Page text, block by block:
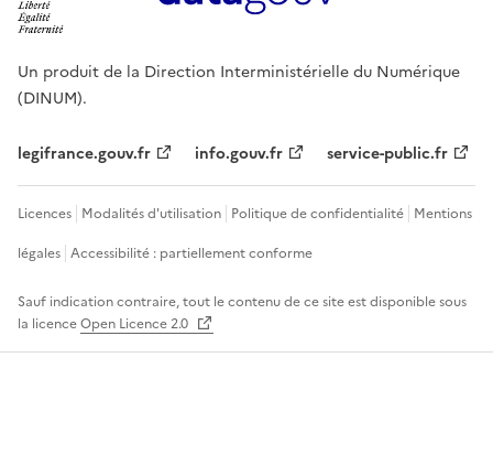
Un produit de la Direction Interministérielle du Numérique
(DINUM).
legifrance.gouv.fr info.gouv.fr service-public.fr
Licences Modalités d'utilisation Politique de confidentialité Mentions
légales Accessibilité : partiellement conforme
Sauf indication contraire, tout le contenu de ce site est disponible sous
la licenceOpen Licence 2.0